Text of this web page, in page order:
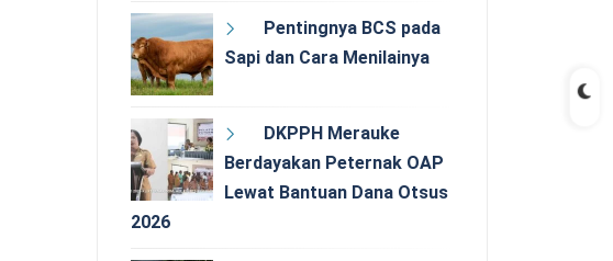
Pentingnya BCS pada
Sapi dan Cara Menilainya
DKPPH Merauke
Berdayakan Peternak OAP
Lewat Bantuan Dana Otsus
2026